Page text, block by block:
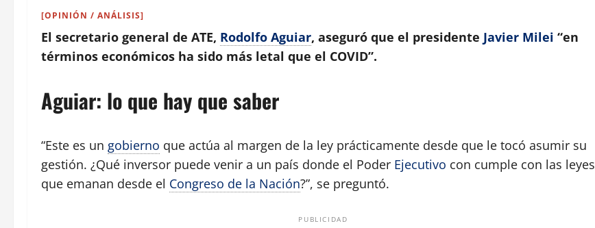
[OPINIÓN / ANÁLISIS]
El secretario general de ATE, Rodolfo Aguiar, aseguró que el presidente Javier Milei “en
términos económicos ha sido más letal que el COVID”.
Aguiar: lo que hay que saber
“Este es un gobierno que actúa al margen de la ley prácticamente desde que le tocó asumir su
gestión. ¿Qué inversor puede venir a un país donde el Poder Ejecutivo con cumple con las leyes
que emanan desde el Congreso de la Nación?”, se preguntó.
PUBLICIDAD